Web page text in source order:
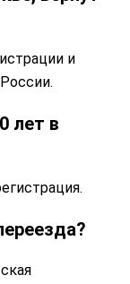
и
лет в